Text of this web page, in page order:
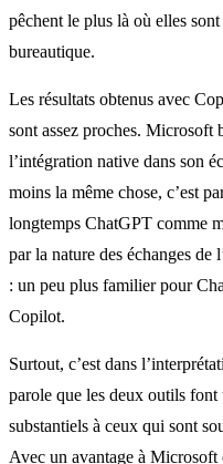
pêchent le plus là où elles
bureautique.
Les résultats obtenus avec
sont assez proches. Microsoft
l’intégration native dans son
moins la même chose, c’est
longtemps ChatGPT comme
par la nature des échanges de
: un peu plus familier pour
Copilot.
Surtout, c’est dans
parole que les deux outils
substantiels à ceux qui sont
Avec un avantage à